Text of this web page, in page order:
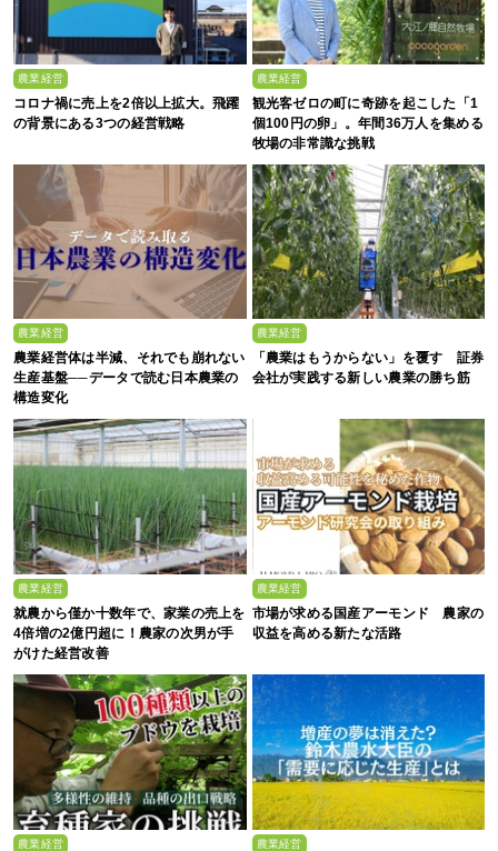
農業経営
コロナ禍に売上を2倍以上拡大。飛躍
の背景にある3つの経営戦略
農業経営
観光客ゼロの町に奇跡を起こした「1
個100円の卵」。年間36万人を集める
牧場の非常識な挑戦
農業経営
農業経営体は半減、それでも崩れない
生産基盤──データで読む日本農業の
構造変化
農業経営
「農業はもうからない」を覆す 証券
会社が実践する新しい農業の勝ち筋
農業経営
就農から僅か十数年で、家業の売上を
4倍増の2億円超に！農家の次男が手
がけた経営改善
農業経営
市場が求める国産アーモンド 農家の
収益を高める新たな活路
農業経営 農業経営